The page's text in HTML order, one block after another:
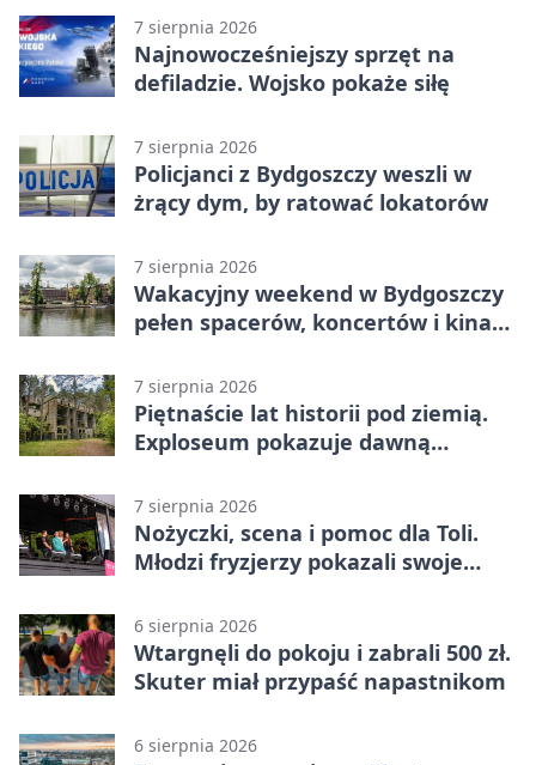
7 sierpnia 2026
Najnowocześniejszy sprzęt na
defiladzie. Wojsko pokaże siłę
7 sierpnia 2026
Policjanci z Bydgoszczy weszli w
żrący dym, by ratować lokatorów
7 sierpnia 2026
Wakacyjny weekend w Bydgoszczy
pełen spacerów, koncertów i kina
7 sierpnia 2026
Piętnaście lat historii pod ziemią.
Exploseum pokazuje dawną
7 sierpnia 2026
Nożyczki, scena i pomoc dla Toli.
Młodzi fryzjerzy pokazali swoje
6 sierpnia 2026
Wtargnęli do pokoju i zabrali 500 zł.
Skuter miał przypaść napastnikom
6 sierpnia 2026